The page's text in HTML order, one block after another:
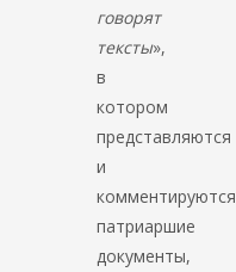
говорят
тексты»,
в
котором
представляются
и
комментируются
патриаршие
документы,